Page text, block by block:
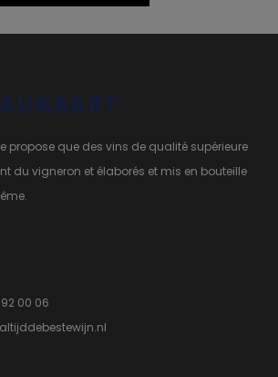
propose que des vins de qualité supérieure
du vigneron et élaborés et mis en bouteille
00 06